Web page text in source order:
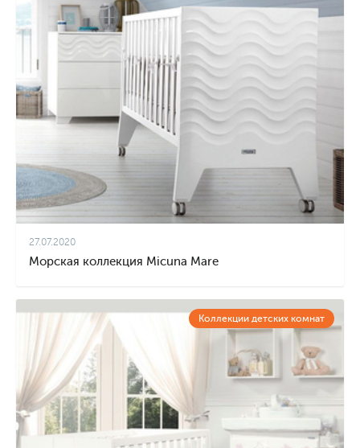
27.07.2020
Морская коллекция Micuna Mare
Коллекции детских комнат